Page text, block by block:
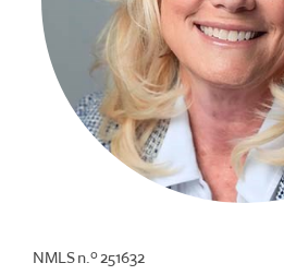
NMLS n.º 251632